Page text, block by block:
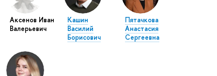
Аксенов Иван
Валерьевич
Кашин
Василий
Борисович
Пятачкова
Анастасия
Сергеевна